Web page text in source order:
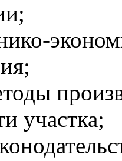
участка;